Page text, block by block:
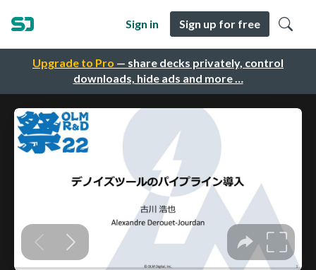
Upgrade to Pro — share decks privately, control
downloads, hide ads and more …
Sign in Sign up for free